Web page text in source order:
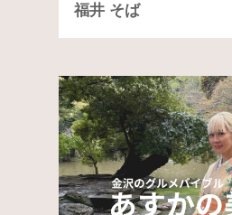
福井 そば